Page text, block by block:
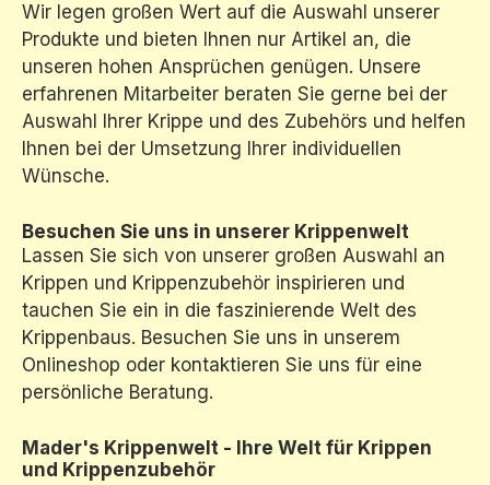
Wir legen großen Wert auf die Auswahl unserer
Produkte und bieten Ihnen nur Artikel an, die
unseren hohen Ansprüchen genügen. Unsere
erfahrenen Mitarbeiter beraten Sie gerne bei der
Auswahl Ihrer Krippe und des Zubehörs und helfen
Ihnen bei der Umsetzung Ihrer individuellen
Wünsche.
Besuchen Sie uns in unserer Krippenwelt
Lassen Sie sich von unserer großen Auswahl an
Krippen und Krippenzubehör inspirieren und
tauchen Sie ein in die faszinierende Welt des
Krippenbaus. Besuchen Sie uns in unserem
Onlineshop oder kontaktieren Sie uns für eine
persönliche Beratung.
Mader's Krippenwelt - Ihre Welt für Krippen
und Krippenzubehör